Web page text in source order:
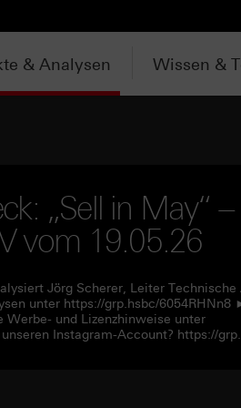
& Analysen Wissen &
„Sell in May“
vom 19.05.26
Jörg Scherer, Leiter Technische
unter https://grp.hsbc/6054RHNn8
und Lizenzhinweise unter
Instagram-Account? https://